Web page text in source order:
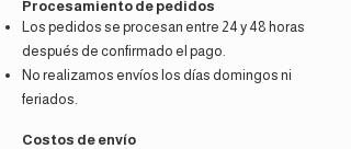
Procesamiento de pedidos
Los pedidos se procesan entre 24 y 48 horas
después de confirmado el pago.
No realizamos envíos los días domingos ni
feriados.
Costos de envío